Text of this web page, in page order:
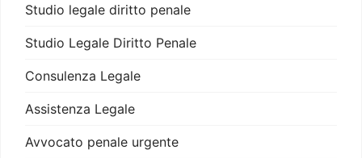
Studio legale diritto penale
Studio Legale Diritto Penale
Consulenza Legale
Assistenza Legale
Avvocato penale urgente